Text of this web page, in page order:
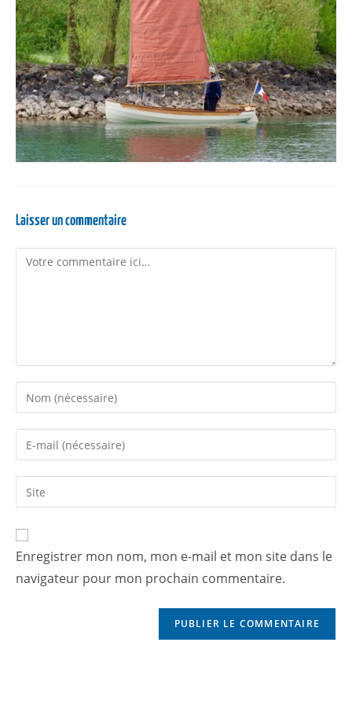
Laisser un commentaire
Enregistrer mon nom, mon e-mail et mon site dans le
navigateur pour mon prochain commentaire.